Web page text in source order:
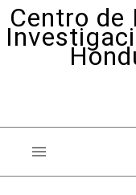
Centro de